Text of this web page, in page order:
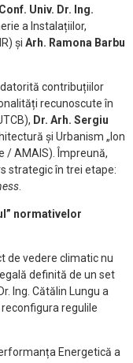
Conf. Univ. Dr. Ing.
a Instalațiilor,
și Arh. Ramona Barbu
contribuțiilor
recunoscute în
Dr. Arh. Sergiu
și Urbanism „Ion
/ AMAIS). Împreună,
strategic în trei etape:
.
normativelor
de vedere climatic nu
definită de un set
Ing. Cătălin Lungu a
regulile
Energetică a